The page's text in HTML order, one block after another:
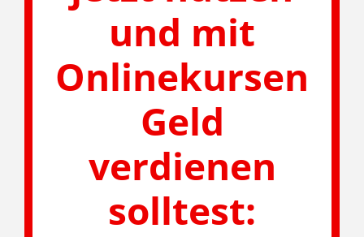
und mit
Onlinekursen
Geld
verdienen
solltest: